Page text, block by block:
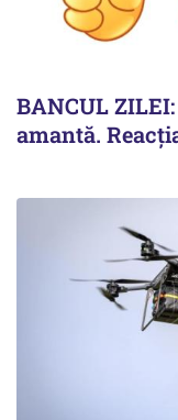
BANCUL
amantă.